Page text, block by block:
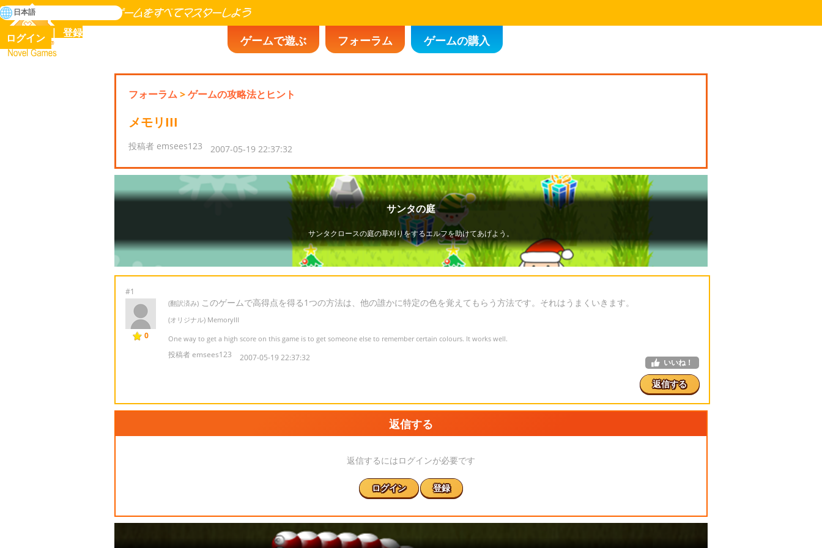
Novel Games
人類の歴史に存在するゲームをすべてマスターしよう
検
索
ゲームで遊ぶ フォーラム ゲームの購入
ログイン 登録
日本語
フォーラム>ゲームの攻略法とヒント
メモリIII
投稿者 emsees123 2007-05-19 22:37:32
#1
0
(翻訳済み) このゲームで高得点を得る1つの方法は、他の誰かに特定の色を覚えてもらう方法です。それはうまくいきます。
(オリジナル) MemoryIII
One way to get a high score on this game is to get someone else to remember certain colours. It works well.
投稿者 emsees123 2007-05-19 22:37:32 いいね！
返信する
返信する
返信するにはログインが必要です
ログイン 登録